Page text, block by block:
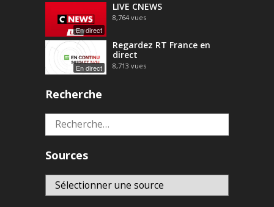
En direct
LIVE CNEWS
8,764 vues
En direct
Regardez RT France en
direct
8,713 vues
Recherche
Rechercher :
Sources